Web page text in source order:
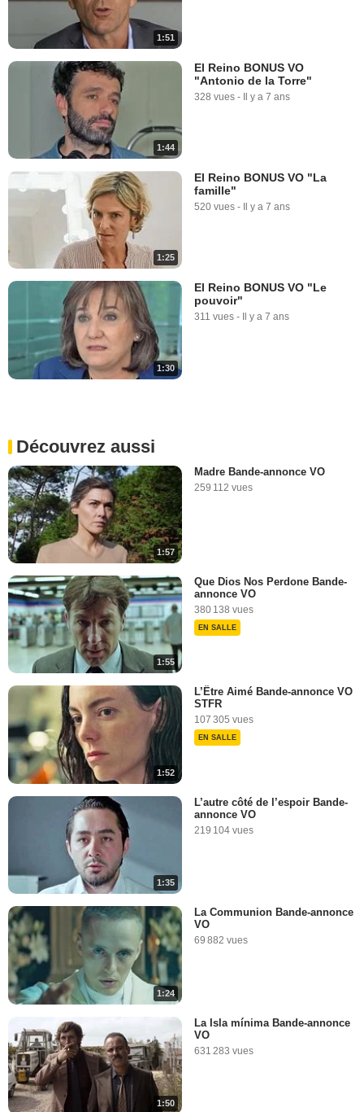
1:51
1:44
El Reino BONUS VO
"Antonio de la Torre"
328 vues - Il y a 7 ans
1:25
El Reino BONUS VO "La
famille"
520 vues - Il y a 7 ans
1:30
El Reino BONUS VO "Le
pouvoir"
311 vues - Il y a 7 ans
Découvrez aussi
1:57
Madre Bande-annonce VO
259 112 vues
1:55
Que Dios Nos Perdone Bande-
annonce VO
380 138 vues
EN SALLE
1:52
L’Être Aimé Bande-annonce VO
STFR
107 305 vues
EN SALLE
1:35
L’autre côté de l’espoir Bande-
annonce VO
219 104 vues
1:24
La Communion Bande-annonce
VO
69 882 vues
1:50
La Isla mínima Bande-annonce
VO
631 283 vues